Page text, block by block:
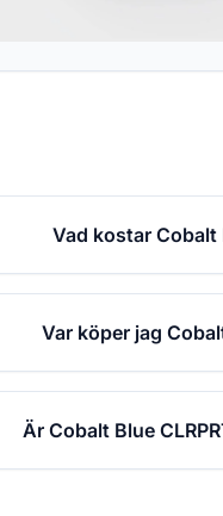
Vad kostar Cobalt
Var köper jag
Är Cobalt Blue